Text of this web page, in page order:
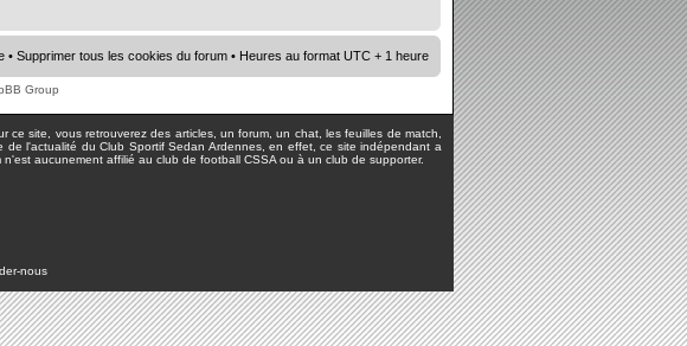
• Supprimer tous les cookies du forum • Heures au format UTC + 1 heure
Group
site, vous retrouverez des articles, un forum, un chat, les feuilles de match,
l'actualité du Club Sportif Sedan Ardennes, en effet, ce site indépendant a
aucunement affilié au club de football CSSA ou à un club de supporter.
nous